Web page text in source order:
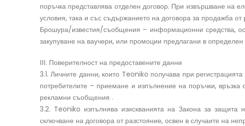
поръчка представлява отделен договор. При извършване на
условия, така и със съдържанието на договора за продажба
Брошура/известия/съобщения – информационни средства,
закупуване на ваучери, или промоции предлагани в
ІІІ. Поверителност на предоставените данни
3.1. Личните данни, които Teoniko получава при
потребителите – приемане и изпълнение на поръчки,
рекламни съобщения .
3.2. Teoniko изпълнява изискванията на Закона за
сключване на договора от разстояние, освен в случаите на